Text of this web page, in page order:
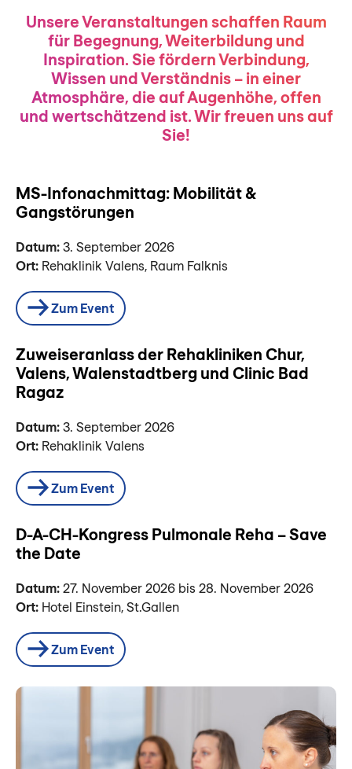
Unsere Veranstaltungen schaffen Raum
für Begegnung, Weiterbildung und
Inspiration. Sie fördern Verbindung,
Wissen und Verständnis – in einer
Atmosphäre, die auf Augenhöhe, offen
und wertschätzend ist. Wir freuen uns auf
Sie!
MS-Infonachmittag: Mobilität &
Gangstörungen
Datum: 3. September 2026
Ort: Rehaklinik Valens, Raum Falknis
Zum Event
Zuweiseranlass der Rehakliniken Chur,
Valens, Walenstadtberg und Clinic Bad
Ragaz
Datum: 3. September 2026
Ort: Rehaklinik Valens
Zum Event
D-A-CH-Kongress Pulmonale Reha – Save
the Date
Datum: 27. November 2026 bis 28. November 2026
Ort: Hotel Einstein, St.Gallen
Zum Event